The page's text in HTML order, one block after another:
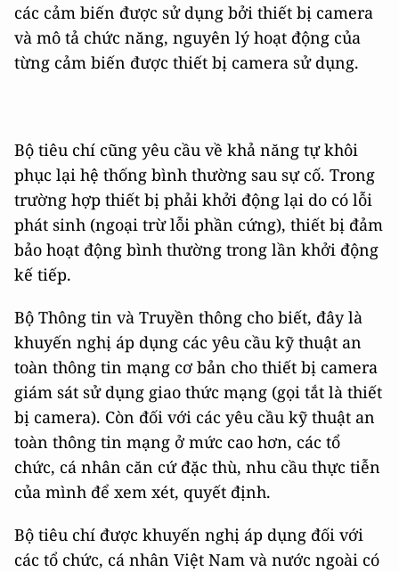
các cảm biến được sử dụng bởi thiết bị camera
và mô tả chức năng, nguyên lý hoạt động của
từng cảm biến được thiết bị camera sử dụng.
Bộ tiêu chí cũng yêu cầu về khả năng tự khôi
phục lại hệ thống bình thường sau sự cố. Trong
trường hợp thiết bị phải khởi động lại do có lỗi
phát sinh (ngoại trừ lỗi phần cứng), thiết bị đảm
bảo hoạt động bình thường trong lần khởi động
kế tiếp.
Bộ Thông tin và Truyền thông cho biết, đây là
khuyến nghị áp dụng các yêu cầu kỹ thuật an
toàn thông tin mạng cơ bản cho thiết bị camera
giám sát sử dụng giao thức mạng (gọi tắt là thiết
bị camera). Còn đối với các yêu cầu kỹ thuật an
toàn thông tin mạng ở mức cao hơn, các tổ
chức, cá nhân căn cứ đặc thù, nhu cầu thực tiễn
của mình để xem xét, quyết định.
Bộ tiêu chí được khuyến nghị áp dụng đối với
các tổ chức, cá nhân Việt Nam và nước ngoài có